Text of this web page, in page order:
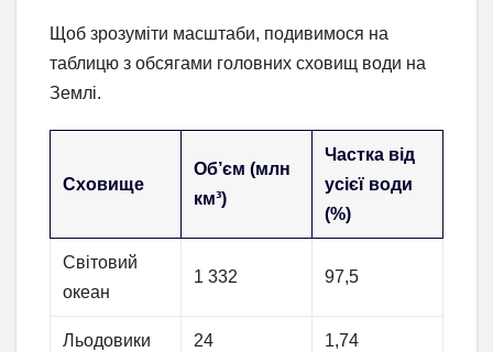
Щоб зрозуміти масштаби, подивимося на
таблицю з обсягами головних сховищ води на
Землі.
Сховище
Об’єм (млн
км³)
Частка від
усієї води
(%)
Світовий
океан
1 332 97,5
Льодовики 24 1,74